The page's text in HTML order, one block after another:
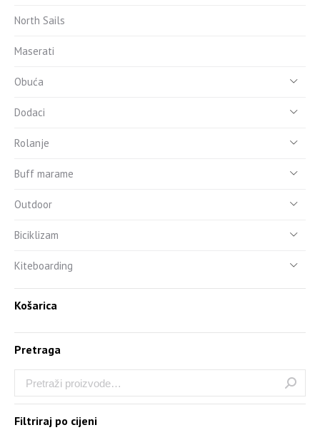
North Sails
Maserati
Obuća
Dodaci
Rolanje
Buff marame
Outdoor
Biciklizam
Kiteboarding
Košarica
Pretraga
Filtriraj po cijeni